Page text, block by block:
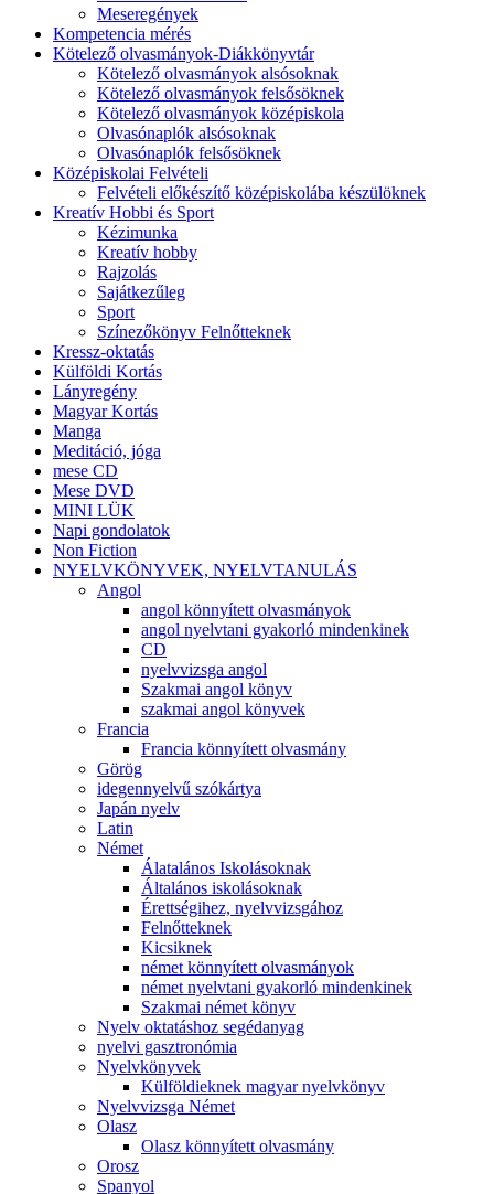
Meseregények
Kompetencia mérés
Kötelező olvasmányok-Diákkönyvtár
Kötelező olvasmányok alsósoknak
Kötelező olvasmányok felsősöknek
Kötelező olvasmányok középiskola
Olvasónaplók alsósoknak
Olvasónaplók felsősöknek
Középiskolai Felvételi
Felvételi előkészítő középiskolába készülöknek
Kreatív Hobbi és Sport
Kézimunka
Kreatív hobby
Rajzolás
Sajátkezűleg
Sport
Színezőkönyv Felnőtteknek
Kressz-oktatás
Külföldi Kortás
Lányregény
Magyar Kortás
Manga
Meditáció, jóga
mese CD
Mese DVD
MINI LÜK
Napi gondolatok
Non Fiction
NYELVKÖNYVEK, NYELVTANULÁS
Angol
angol könnyített olvasmányok
angol nyelvtani gyakorló mindenkinek
CD
nyelvvizsga angol
Szakmai angol könyv
szakmai angol könyvek
Francia
Francia könnyített olvasmány
Görög
idegennyelvű szókártya
Japán nyelv
Latin
Német
Álatalános Iskolásoknak
Általános iskolásoknak
Érettségihez, nyelvvizsgához
Felnőtteknek
Kicsiknek
német könnyített olvasmányok
német nyelvtani gyakorló mindenkinek
Szakmai német könyv
Nyelv oktatáshoz segédanyag
nyelvi gasztronómia
Nyelvkönyvek
Külföldieknek magyar nyelvkönyv
Nyelvvizsga Német
Olasz
Olasz könnyített olvasmány
Orosz
Spanyol